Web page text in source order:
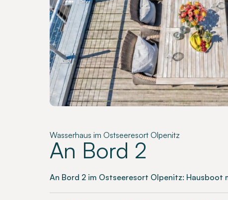
Wasserhaus im Ostseeresort Olpenitz
An Bord 2
An Bord 2 im Ostseeresort Olpenitz: Hausboot